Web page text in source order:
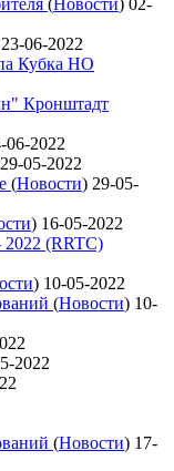
23-06-2022
Кубка НО
Кронштадт
06-2022
29-05-2022
(Новости) 29-05-
) 16-05-2022
(RRTC)
) 10-05-2022
(Новости) 10-
2022
(Новости) 17-